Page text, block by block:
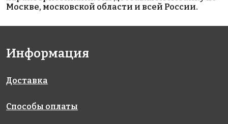
6800 руб./м²
330x298
5593 руб./м²
Москве, московской области и всей России.
Информация
Доставка
Способы оплаты